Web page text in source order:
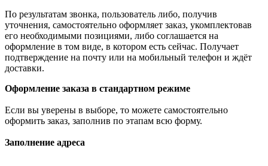
По результатам звонка, пользователь либо, получив
уточнения, самостоятельно оформляет заказ, укомплектовав
его необходимыми позициями, либо соглашается на
оформление в том виде, в котором есть сейчас. Получает
подтверждение на почту или на мобильный телефон и ждёт
доставки.
Оформление заказа в стандартном режиме
Если вы уверены в выборе, то можете самостоятельно
оформить заказ, заполнив по этапам всю форму.
Заполнение адреса